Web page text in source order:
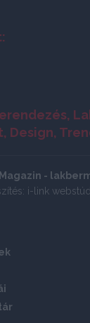
Design,
-
i-link